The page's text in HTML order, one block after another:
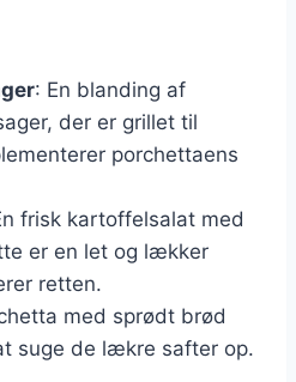
: En blanding af
der er grillet til
porchettaens
frisk kartoffelsalat med
er en let og lækker
retten.
med sprødt brød
suge de lækre safter op.